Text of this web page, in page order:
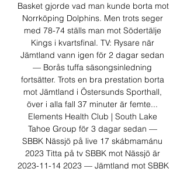
Basket gjorde vad man kunde borta mot
Norrköping Dolphins. Men trots seger
med 78-74 ställs man mot Södertälje
Kings i kvartsfinal. TV: Rysare när
Jämtland vann igen för 2 dagar sedan
— Borås tuffa säsongsinledning
fortsätter. Trots en bra prestation borta
mot Jämtland i Östersunds Sporthall,
över i alla fall 37 minuter är femte...
Elements Health Club | South Lake
Tahoe Group för 3 dagar sedan —
SBBK Nässjö på live 17 skábmamánu
2023 Titta på tv SBBK mot Nässjö är
2023-11-14 2023 — Jämtland mot SBBK